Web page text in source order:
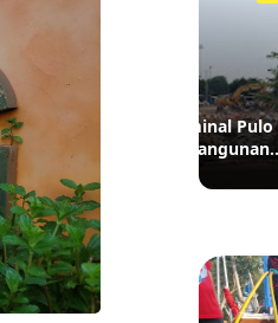
Pulo Gadung
Bangunan
Akses Pulo
Dua
Asal